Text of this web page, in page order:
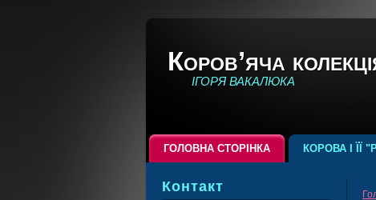
Коров’яча
ІГОРЯ ВАКАЛЮКА
Контакт
ГОЛОВНА СТОРІНКА КОРОВА І ЇЇ